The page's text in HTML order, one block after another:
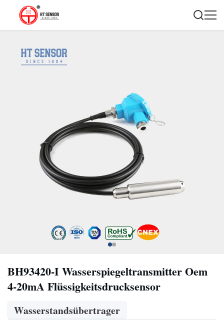
BH93420-I Wasserspiegeltransmitter Oem
4-20mA Flüssigkeitsdrucksensor
Wasserstandsübertrager